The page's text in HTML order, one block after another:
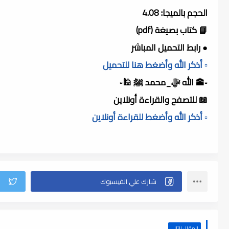
الحجم بالميجا: 4.08
📘 كتاب بصيغة (pdf)
● رابط التحميل المباشر
▫️ أذكر الله وأضغط هنا للتحميل
▫️🕋 الله ﷻ_محمد ﷺ 🕌▫️
📖 للتصفح والقراءة أونلاين
▫️ أذكر الله وأضغط للقراءة أونلاين